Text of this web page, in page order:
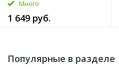
Много
1 649 руб.
Популярные в разделе